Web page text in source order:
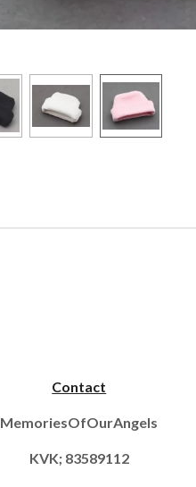
Contact
MemoriesOfOurAngels
KVK; 83589112